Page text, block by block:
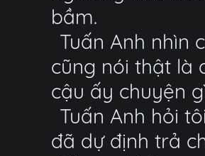
bầm.
Tuấn Anh nhìn
cũng nói thật là
cậu ấy chuyện
Tuấn Anh hỏi
đã dự định trả